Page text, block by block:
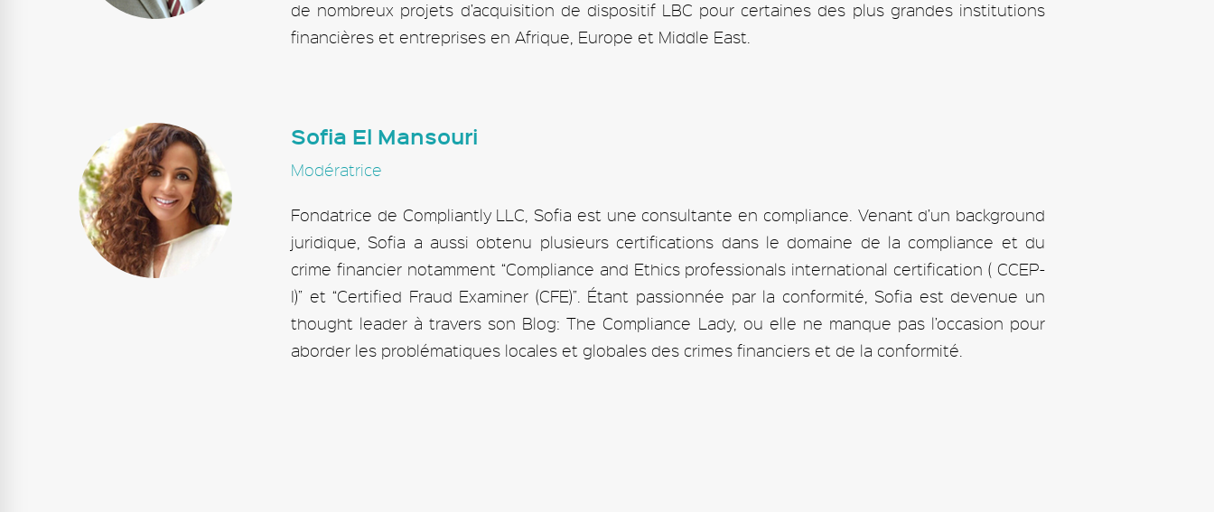
de nombreux projets d’acquisition de dispositif LBC pour certaines des plus grandes institutions
financières et entreprises en Afrique, Europe et Middle East.
Sofia El Mansouri
Modératrice
Fondatrice de Compliantly LLC, Sofia est une consultante en compliance. Venant d’un background
juridique, Sofia a aussi obtenu plusieurs certifications dans le domaine de la compliance et du
crime financier notamment “Compliance and Ethics professionals international certification ( CCEP-
I)” et “Certified Fraud Examiner (CFE)”. Étant passionnée par la conformité, Sofia est devenue un
thought leader à travers son Blog: The Compliance Lady, ou elle ne manque pas l’occasion pour
aborder les problématiques locales et globales des crimes financiers et de la conformité.